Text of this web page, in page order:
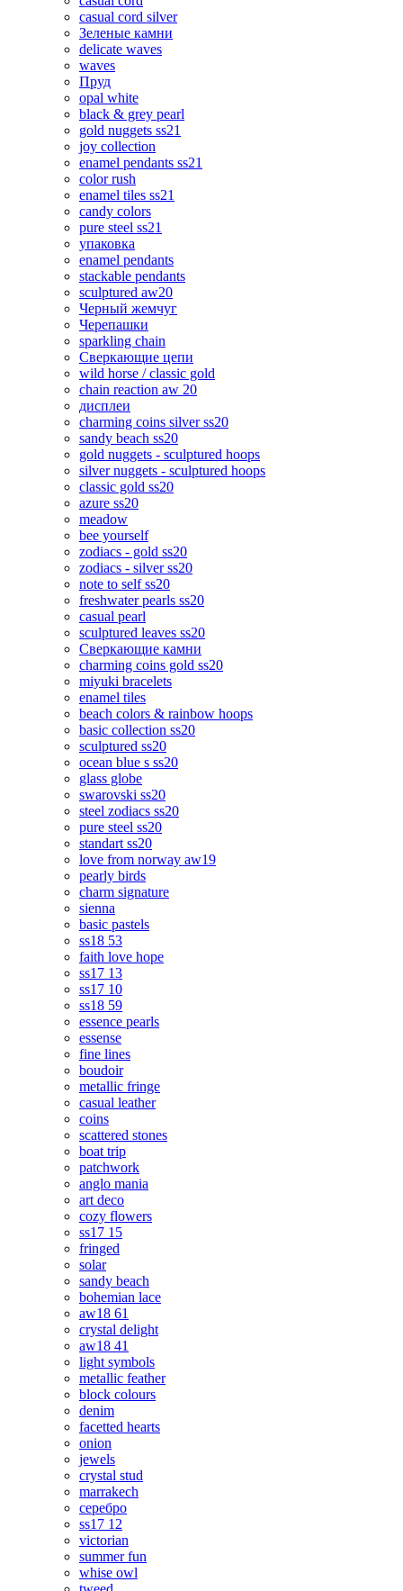
casual cord silver
Зеленые камни
delicate waves
waves
Пруд
opal white
black & grey pearl
gold nuggets ss21
joy collection
enamel pendants ss21
color rush
enamel tiles ss21
candy colors
pure steel ss21
упаковка
enamel pendants
stackable pendants
sculptured aw20
Черный жемчуг
Черепашки
sparkling chain
Сверкающие цепи
wild horse / classic gold
chain reaction aw 20
дисплеи
charming coins silver ss20
sandy beach ss20
gold nuggets - sculptured hoops
silver nuggets - sculptured hoops
classic gold ss20
azure ss20
meadow
bee yourself
zodiacs - gold ss20
zodiacs - silver ss20
note to self ss20
freshwater pearls ss20
casual pearl
sculptured leaves ss20
Сверкающие камни
charming coins gold ss20
miyuki bracelets
enamel tiles
beach colors & rainbow hoops
basic collection ss20
sculptured ss20
ocean blue s ss20
glass globe
swarovski ss20
steel zodiacs ss20
pure steel ss20
standart ss20
love from norway aw19
pearly birds
charm signature
sienna
basic pastels
ss18 53
faith love hope
ss17 13
ss17 10
ss18 59
essence pearls
essense
fine lines
boudoir
metallic fringe
casual leather
coins
scattered stones
boat trip
patchwork
anglo mania
art deco
cozy flowers
ss17 15
fringed
solar
sandy beach
bohemian lace
aw18 61
crystal delight
aw18 41
light symbols
metallic feather
block colours
denim
facetted hearts
onion
jewels
crystal stud
marrakech
серебро
ss17 12
victorian
summer fun
whise owl